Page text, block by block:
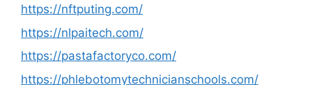
https://nftputing.com/
https://nlpaitech.com/
https://pastafactoryco.com/
https://phlebotomytechnicianschools.com/